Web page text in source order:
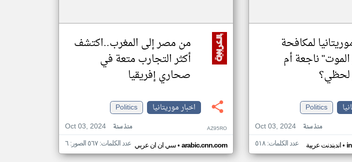
لمكافحة
ناجعة أم
Politics
Oct 03, 2024
منذ سنة
اندبندنت عربية• عدد الكلمات: ٥١٨
من مصر إلى المغرب..اكتشف
أكثر التجارب متعة في
صحاري إفريقيا
اخبار موريتانيا
Politics
Oct 03, 2024
منذ سنة AZ95RO
سي ان ان عربي• arabic.cnn.com عدد الكلمات: ٥٦٧ الصور: ٦